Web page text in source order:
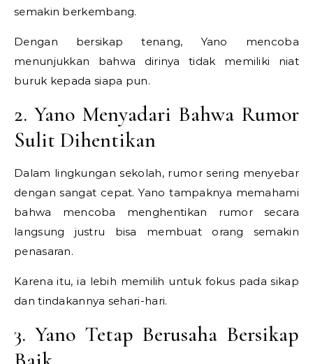
semakin berkembang.
Dengan bersikap tenang, Yano mencoba
menunjukkan bahwa dirinya tidak memiliki niat
buruk kepada siapa pun.
2. Yano Menyadari Bahwa Rumor
Sulit Dihentikan
Dalam lingkungan sekolah, rumor sering menyebar
dengan sangat cepat. Yano tampaknya memahami
bahwa mencoba menghentikan rumor secara
langsung justru bisa membuat orang semakin
penasaran.
Karena itu, ia lebih memilih untuk fokus pada sikap
dan tindakannya sehari-hari.
3. Yano Tetap Berusaha Bersikap